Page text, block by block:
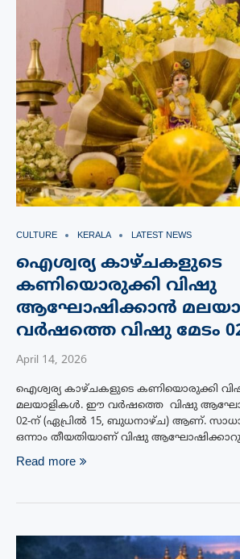
CULTURE KERALA LATEST NEWS
ഐശ്വര്യ കാഴ്ചകളുടെ
കണിയൊരുക്കി വിഷു
ആഘോഷിക്കാൻ
വർഷത്തെ വിഷു മേടം
April 14, 2026
ഐശ്വര്യ കാഴ്ചകളുടെ കണിയൊരുക്കി
മലയാളികൾ. ഈ വർഷത്തെ വിഷു
02-ന് (ഏപ്രിൽ 15, ബുധനാഴ്ച) ആണ്.
ഒന്നാം തീയതിയാണ് വിഷു
Read more